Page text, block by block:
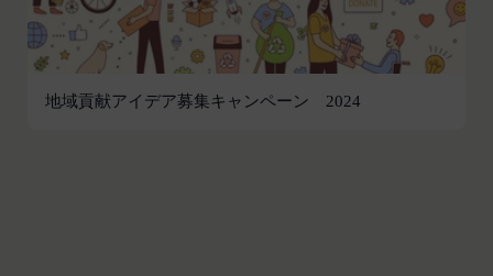
地域貢献アイデア募集キャンペーン 2024
なく、本サービスを変更・停止または中止できるも
のとします。また、サービスが中止、変更等された
ことにより利用者が被った損害について、当社は責
任を負わないものとします。